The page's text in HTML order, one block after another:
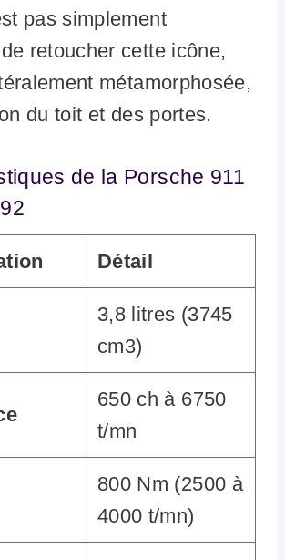
pas simplement
retoucher cette icône,
métamorphosée,
du toit et des portes.
de la Porsche 911
Détail
3,8 litres (3745
cm3)
650 ch à 6750
t/mn
800 Nm (2500 à
4000 t/mn)